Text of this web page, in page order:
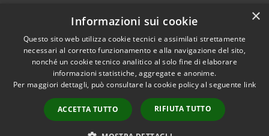
Meccanismo di feedback
Accessibilità
Copyright © 2026 • Comune di
Gerenzano • Powered by
Municipium•
Accesso
redazione
×
Informazioni sui cookie
Questo sito web utilizza cookie tecnici e assimilati strettamente
necessari al corretto funzionamento e alla navigazione del sito,
nonché un cookie tecnico analitico al solo fine di elaborare
informazioni statistiche, aggregate e anonime.
Per maggiori dettagli, può consultare la cookie policy al seguente link
ACCETTA TUTTO RIFIUTA TUTTO